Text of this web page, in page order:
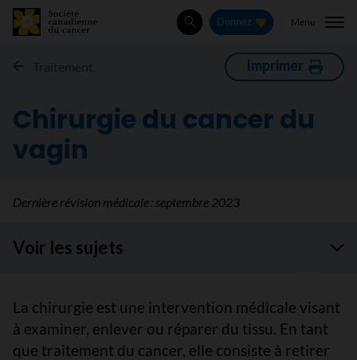
Rechercher
Donnez Menu
Traitement Imprimer
Chirurgie du cancer du
vagin
Dernière révision médicale : septembre 2023
Voir les sujets
La chirurgie est une intervention médicale visant
à examiner, enlever ou réparer du tissu. En tant
que traitement du cancer, elle consiste à retirer